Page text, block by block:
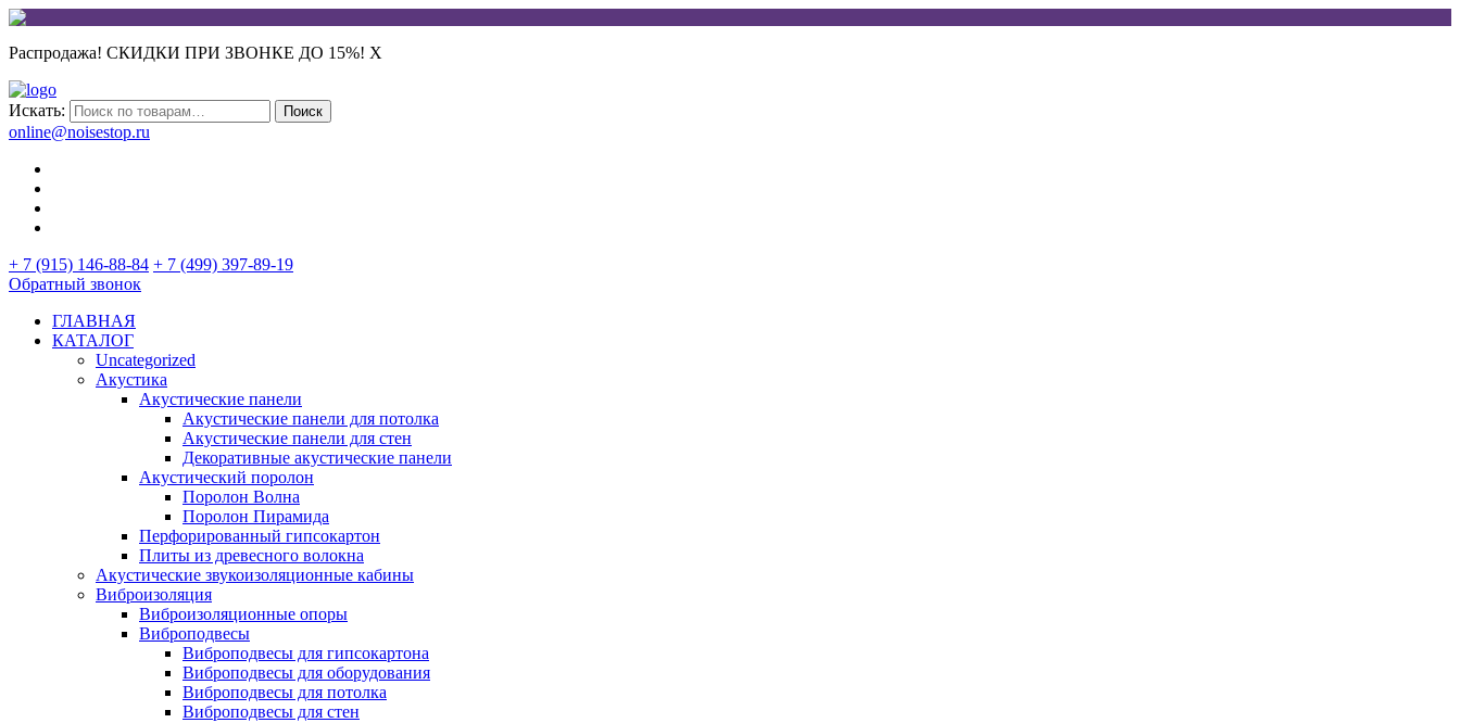
Распродажа! СКИДКИ ПРИ ЗВОНКЕ ДО 15%! X
Искать: Поиск
online@noisestop.ru
+ 7 (915) 146-88-84 + 7 (499) 397-89-19
Обратный звонок
ГЛАВНАЯ
КАТАЛОГ
Uncategorized
Акустика
Акустические панели
Акустические панели для потолка
Акустические панели для стен
Декоративные акустические панели
Акустический поролон
Поролон Волна
Поролон Пирамида
Перфорированный гипсокартон
Плиты из древесного волокна
Акустические звукоизоляционные кабины
Виброизоляция
Виброизоляционные опоры
Виброподвесы
Виброподвесы для гипсокартона
Виброподвесы для оборудования
Виброподвесы для потолка
Виброподвесы для стен